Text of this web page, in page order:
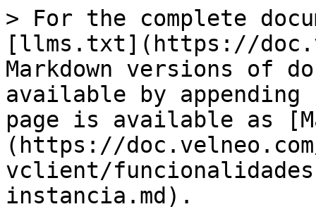
> For the complete
[llms.txt](https://
Markdown versions of
available by
page is available as
(https://
vclient/
instancia.md).